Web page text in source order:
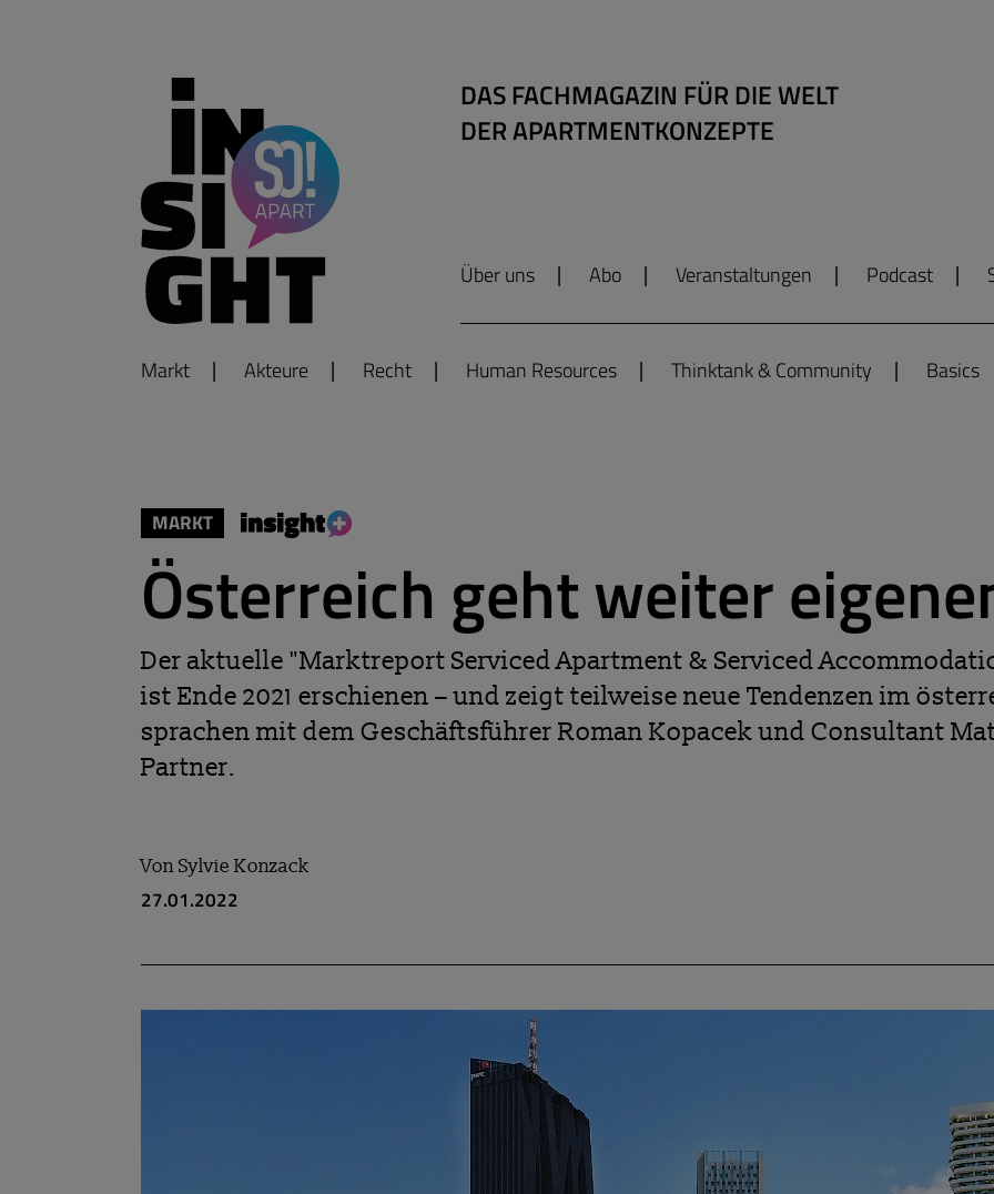
DAS FACHMAGAZIN FÜR DIE WELT
DER APARTMENTKONZEPTE
Über uns Abo Veranstaltungen Podcast
Markt Akteure Recht Human Resources Thinktank & Community Basics
MARKT
Österreich geht weiter
Der aktuelle "Marktreport Serviced Apartment & Serviced
ist Ende 2021 erschienen – und zeigt teilweise neue Tendenzen im
sprachen mit dem Geschäftsführer Roman Kopacek und Consultant
Partner.
VonSylvie Konzack
27.01.2022